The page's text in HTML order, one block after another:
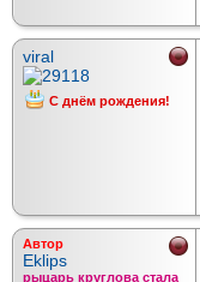
viral
С днём рождения!
Автор
Eklips
рыцарь круглова стала